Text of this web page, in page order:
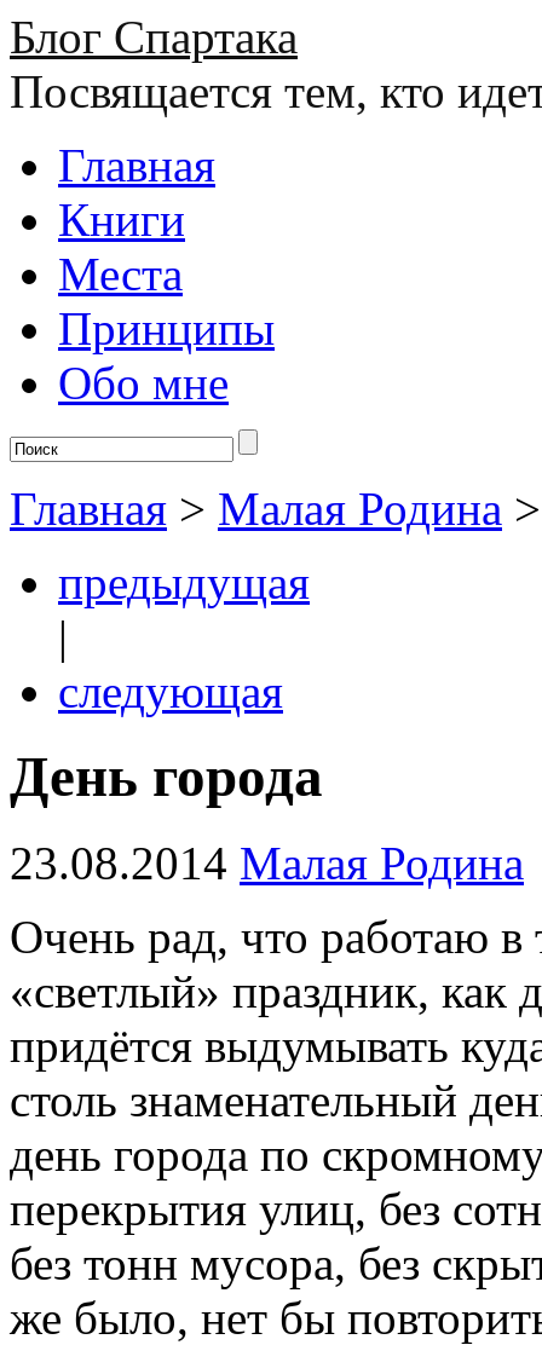
Блог Спартака
Посвящается тем, кто
Главная
Книги
Места
Принципы
Обо мне
Главная > Малая Родина
предыдущая
|
следующая
День города
23.08.2014 Малая Родина
Очень рад, что работаю
«светлый» праздник, как
придётся выдумывать
столь знаменательный
день города по
перекрытия улиц, без
без тонн мусора, без
же было, нет бы